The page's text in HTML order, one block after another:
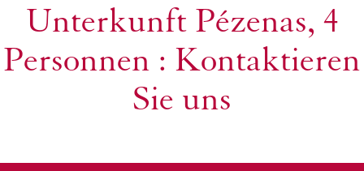
Unterkunft Pézenas, 4
Personnen : Kontaktieren
Sie uns